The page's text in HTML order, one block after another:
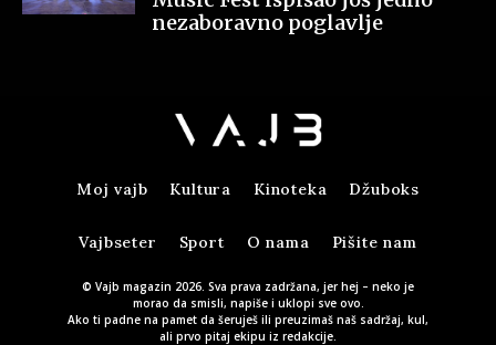
nezaboravno poglavlje
Moj vajb Kultura Kinoteka Džuboks
Vajbseter Sport O nama Pišite nam
© Vajb magazin 2026. Sva prava zadržana, jer hej – neko je
morao da smisli, napiše i uklopi sve ovo.
Ako ti padne na pamet da šeruješ ili preuzimaš naš sadržaj, kul,
ali prvo pitaj ekipu iz redakcije.